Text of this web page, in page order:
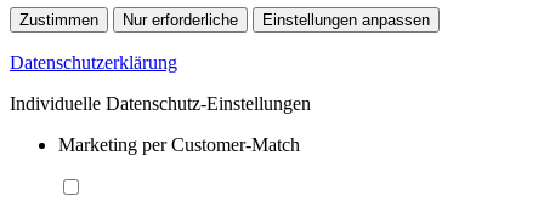
Zustimmen Nur erforderliche Einstellungen anpassen
Datenschutzerklärung
Individuelle Datenschutz-Einstellungen
Marketing per Customer-Match